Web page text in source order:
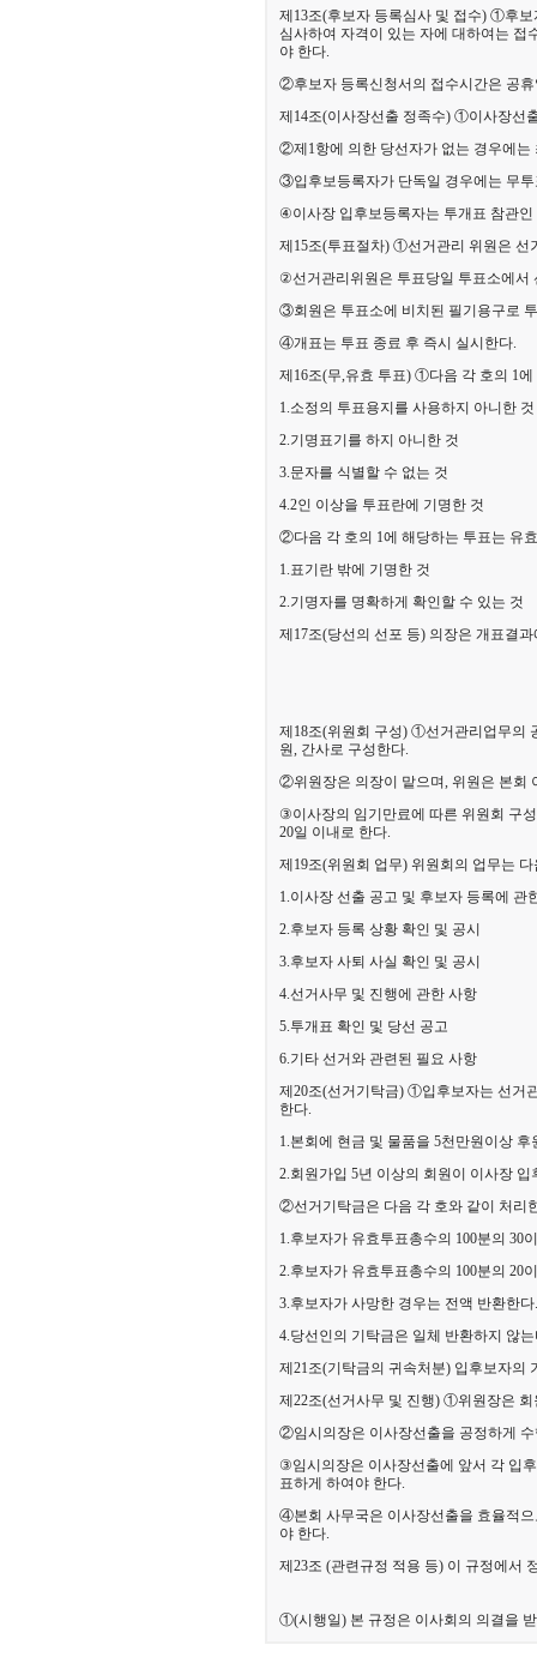
제13조(후보자 등록심사 및 접수) ①후
심사하여 자격이 있는 자에 대하여는 접
야 한다.
②후보자 등록신청서의 접수시간은 공
제14조(이사장선출 정족수) ①이사장선
②제1항에 의한 당선자가 없는 경우에는
③입후보등록자가 단독일 경우에는 무
④이사장 입후보등록자는 투개표 참관
제15조(투표절차) ①선거관리 위원은 선
②선거관리위원은 투표당일 투표소에서
③회원은 투표소에 비치된 필기용구로
④개표는 투표 종료 후 즉시 실시한다.
제16조(무,유효 투표) ①다음 각 호의 1
1.소정의 투표용지를 사용하지 아니한 것
2.기명표기를 하지 아니한 것
3.문자를 식별할 수 없는 것
4.2인 이상을 투표란에 기명한 것
②다음 각 호의 1에 해당하는 투표는 유
1.표기란 밖에 기명한 것
2.기명자를 명확하게 확인할 수 있는 것
제17조(당선의 선포 등) 의장은 개표결
제18조(위원회 구성) ①선거관리업무의
원, 간사로 구성한다.
②위원장은 의장이 맡으며, 위원은 본회
③이사장의 임기만료에 따른 위원회 구
20일 이내로 한다.
제19조(위원회 업무) 위원회의 업무는
1.이사장 선출 공고 및 후보자 등록에 관
2.후보자 등록 상황 확인 및 공시
3.후보자 사퇴 사실 확인 및 공시
4.선거사무 및 진행에 관한 사항
5.투개표 확인 및 당선 공고
6.기타 선거와 관련된 필요 사항
제20조(선거기탁금) ①입후보자는 선거
한다.
1.본회에 현금 및 물품을 5천만원이상
2.회원가입 5년 이상의 회원이 이사장 입
②선거기탁금은 다음 각 호와 같이 처리
1.후보자가 유효투표총수의 100분의 30
2.후보자가 유효투표총수의 100분의 20
3.후보자가 사망한 경우는 전액 반환한다.
4.당선인의 기탁금은 일체 반환하지 않
제21조(기탁금의 귀속처분) 입후보자의
제22조(선거사무 및 진행) ①위원장은
②임시의장은 이사장선출을 공정하게
③임시의장은 이사장선출에 앞서 각 입
표하게 하여야 한다.
④본회 사무국은 이사장선출을 효율적
야 한다.
제23조 (관련규정 적용 등) 이 규정에서
①(시행일) 본 규정은 이사회의 의결을